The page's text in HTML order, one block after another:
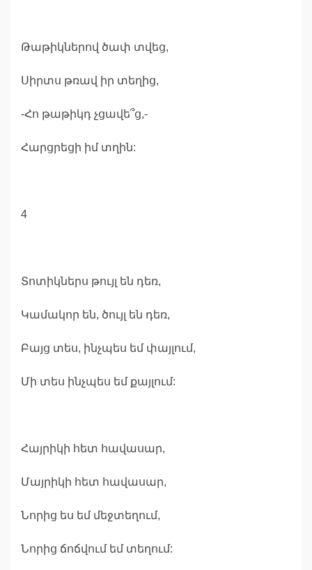
Թաթիկներով ծափ տվեց,
Սիրտս թռավ իր տեղից,
-Հո թաթիկդ չցավե՞ց,-
Հարցրեցի իմ տղին:
4
Տոտիկներս թույլ են դեռ,
Կամակոր են, ծույլ են դեռ,
Բայց տես, ինչպես եմ փայլում,
Մի տես ինչպես եմ քայլում:
Հայրիկի հետ հավասար,
Մայրիկի հետ հավասար,
Նորից ես եմ մեջտեղում,
Նորից ճոճվում եմ տեղում: